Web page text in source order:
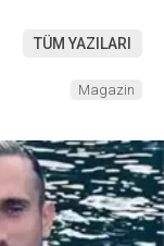
TÜM YAZILARI
Magazin